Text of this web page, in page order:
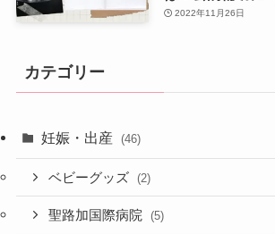
2022年11月26日
カテゴリー
妊娠・出産 (46)
ベビーグッズ (2)
聖路加国際病院 (5)